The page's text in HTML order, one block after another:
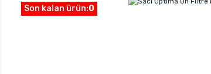
Son kalan ürün:0